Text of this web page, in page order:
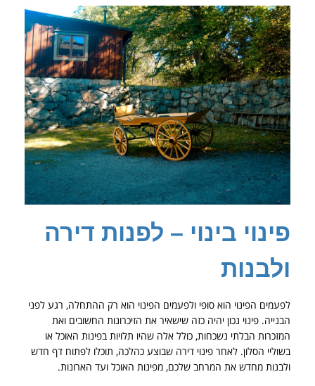
פינוי בינוי – לפנות דירה
ולבנות
לפעמים הפינוי הוא סופי ולפעמים הפינוי הוא רק ההתחלה, רגע לפני
הבנייה. פינוי נכון יהיה כזה שישאיר את הזיכרונות החשובים ואת
המזכרות הבלתי נשכחות, כולל אלה שהיו תלויות בפינות האוכל או
בשוליי הסלון. לאחר פינוי דירה שבוצע כהלכה, תוכלו לפתוח דף חדש
ולבנות מחדש את המרחב שלכם, מפינות האוכל ועד הארונות.